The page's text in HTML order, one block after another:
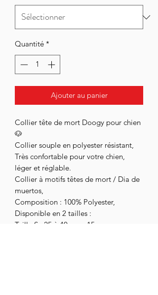
Quantité *
Ajouter au panier
Collier tête de mort Doogy pour chien
🐶
Collier souple en polyester résistant,
Très confortable pour votre chien,
léger et réglable.
Collier à motifs têtes de mort / Dia de
muertos,
Composition : 100% Polyester,
Disponible en 2 tailles :
Taille S : 25 à 40 cm x 15 mm